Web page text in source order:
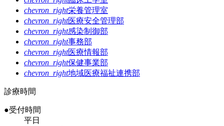
chevron_right栄養管理室
chevron_right医療安全管理部
chevron_right感染制御部
chevron_right事務部
chevron_right医療情報部
chevron_right保健事業部
chevron_right地域医療福祉連携部
診療時間
●受付時間
平日